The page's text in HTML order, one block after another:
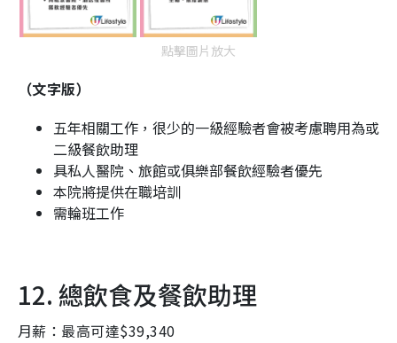
點擊圖片放大
（文字版）
五年相關工作，很少的一級經驗者會被考慮聘用為或
二級餐飲助理
具私人醫院、旅館或俱樂部餐飲經驗者優先
本院將提供在職培訓
需輪班工作
12. 總飲食及餐飲助理
月薪：最高可達$39,340